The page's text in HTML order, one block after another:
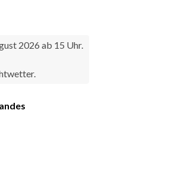
2026 ab 15 Uhr.